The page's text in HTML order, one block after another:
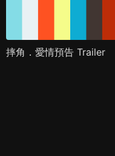
摔角．愛情預告 Trailer